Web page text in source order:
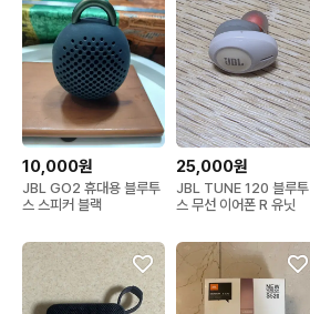
10,000원
JBL GO2 휴대용 블루투
스 스피커 블랙
25,000원
JBL TUNE 120 블루투
스 무선 이어폰 R 유닛